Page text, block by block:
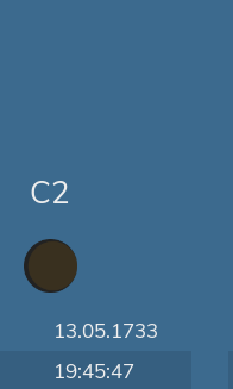
C2
13.05.1733
19:45:47